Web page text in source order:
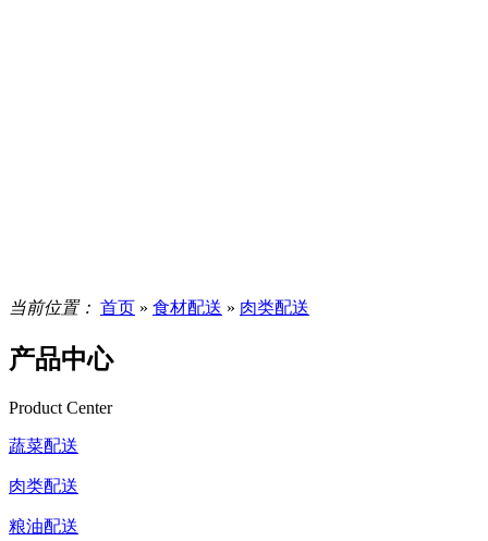
当前位置： 首页 » 食材配送 » 肉类配送
产品中心
Product Center
蔬菜配送
肉类配送
粮油配送